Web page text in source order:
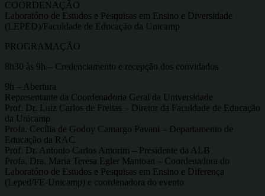
COORDENAÇÃO
Laboratório de Estudos e Pesquisas em Ensino e Diversidade
(LEPED)/Faculdade de Educação da Unicamp
PROGRAMAÇÃO
8h30 às 9h – Credenciamento e recepção dos convidados
9h – Abertura
Representante da Coordenadoria Geral da Universidade
Prof. Dr. Luiz Carlos de Freitas – Diretor da Faculdade de Educação
da Unicamp
Profa. Cecília de Godoy Camargo Pavani – Departamento de
Educação da RAC
Prof. Dr. Antonio Carlos Amorim – Presidente da ALB
Profa. Dra. Maria Teresa Egler Mantoan – Coordenadora do
Laboratório de Estudos e Pesquisas em Ensino e Diferença
(Leped/FE-Unicamp) e coordenadora do evento